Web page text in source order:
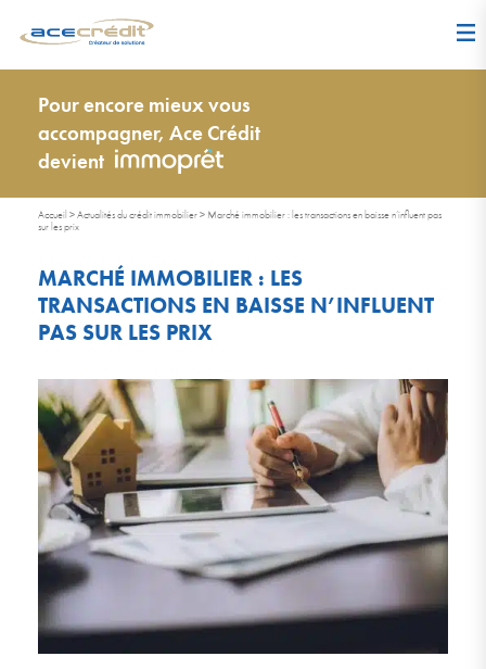
Pour encore mieux vous
accompagner, Ace Crédit
devient
Accueil >Actualités du crédit immobilier> Marché immobilier : les transactions en baisse n’influent pas
sur les prix
MARCHÉ IMMOBILIER : LES
TRANSACTIONS EN BAISSE N’INFLUENT
PAS SUR LES PRIX